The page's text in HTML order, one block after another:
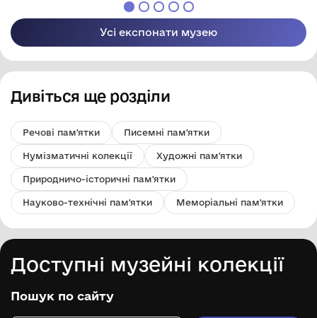
Усі експонати музею
Дивіться ще розділи
Речові пам'ятки Писемні пам'ятки
Нумізматичні колекції Художні пам'ятки
Природничо-історичні пам'ятки
Науково-технічні пам'ятки Меморіальні пам'ятки
Доступні музейні колекції
Пошук по сайту